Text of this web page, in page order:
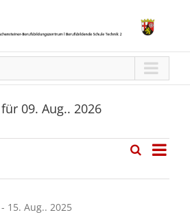
09. Aug.. 2026
Suche
Tag
- 15. Aug.. 2025